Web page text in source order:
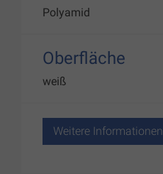
Polyamid
Oberfläche
weiß
Weitere Informationen